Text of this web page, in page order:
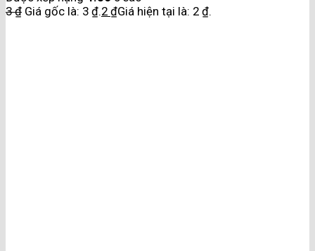
3₫ Giá gốc là: 3 ₫.2 ₫Giá hiện tại là: 2 ₫.